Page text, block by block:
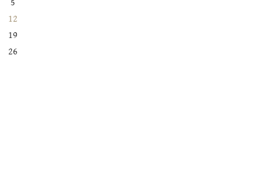
5
12
19
26